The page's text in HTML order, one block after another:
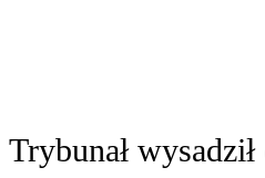
Trybunał